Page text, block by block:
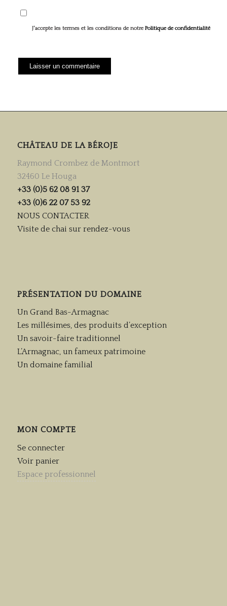
J'accepte les termes et les conditions de notrePolitique de confidentialité
CHÂTEAU DE LA BÉROJE
Raymond Crombez de Montmort
32460 Le Houga
+33 (0)5 62 08 91 37
+33 (0)6 22 07 53 92
NOUS CONTACTER
Visite de chai sur rendez-vous
PRÉSENTATION DU DOMAINE
Un Grand Bas-Armagnac
Les millésimes, des produits d’exception
Un savoir-faire traditionnel
L’Armagnac, un fameux patrimoine
Un domaine familial
MON COMPTE
Se connecter
Voir panier
Espace professionnel